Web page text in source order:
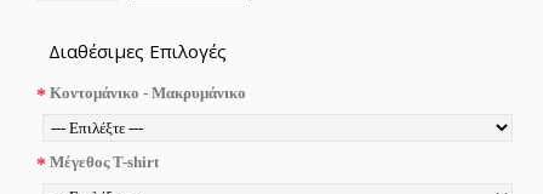
Διαθέσιμες Επιλογές
Κοντομάνικο - Μακρυμάνικο
Μέγεθος T-shirt